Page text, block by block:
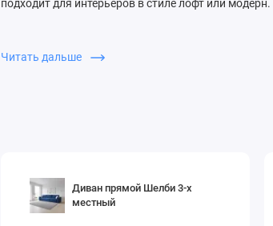
подходит для интерьеров в стиле лофт или модерн.
Лёгкий уход за обивкой
Читать дальше
Диван прямой Шелби 3-х
местный